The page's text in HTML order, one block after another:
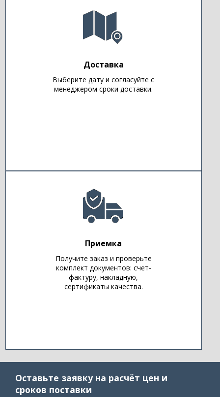
Доставка
Выберите дату и согласуйте с
менеджером сроки доставки.
Приемка
Получите заказ и проверьте
комплект документов: счет-
фактуру, накладную,
сертификаты качества.
Оставьте заявку на расчёт цен и
сроков поставки